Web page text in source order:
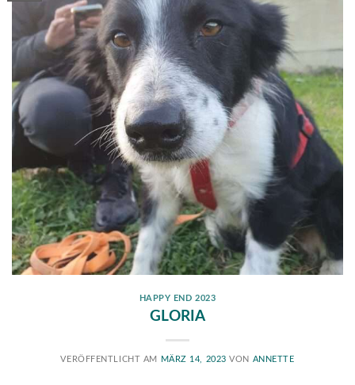
HAPPY END 2023
GLORIA
VERÖFFENTLICHT AM MÄRZ 14, 2023 VON ANNETTE